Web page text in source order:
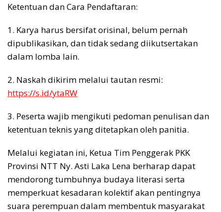
Ketentuan dan Cara Pendaftaran:
1. Karya harus bersifat orisinal, belum pernah
dipublikasikan, dan tidak sedang diikutsertakan
dalam lomba lain.
2. Naskah dikirim melalui tautan resmi:
https://s.id/ytaRW
3. Peserta wajib mengikuti pedoman penulisan dan
ketentuan teknis yang ditetapkan oleh panitia.
Melalui kegiatan ini, Ketua Tim Penggerak PKK
Provinsi NTT Ny. Asti Laka Lena berharap dapat
mendorong tumbuhnya budaya literasi serta
memperkuat kesadaran kolektif akan pentingnya
suara perempuan dalam membentuk masyarakat